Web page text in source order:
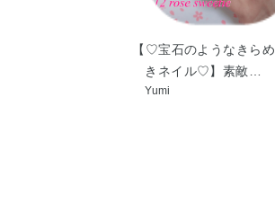
【♡宝石のようなきらめ
きネイル♡】素敵…
Yumi